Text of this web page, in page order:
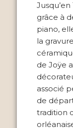
grâce à
piano,
la
de Joÿe
associé
de
tradition